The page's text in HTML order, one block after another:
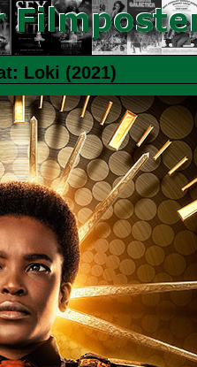
Loki (2021)